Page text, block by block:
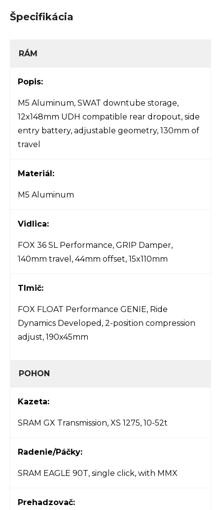
Špecifikácia
RÁM
Popis:
M5 Aluminum, SWAT downtube storage,
12x148mm UDH compatible rear dropout, side
entry battery, adjustable geometry, 130mm of
travel
Materiál:
M5 Aluminum
Vidlica:
FOX 36 SL Performance, GRIP Damper,
140mm travel, 44mm offset, 15x110mm
Tlmič:
FOX FLOAT Performance GENIE, Ride
Dynamics Developed, 2-position compression
adjust, 190x45mm
POHON
Kazeta:
SRAM GX Transmission, XS 1275, 10-52t
Radenie/Páčky:
SRAM EAGLE 90T, single click, with MMX
Prehadzovač: